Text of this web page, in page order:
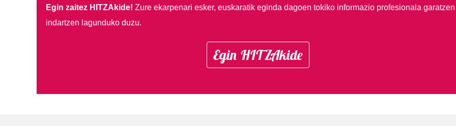
Egin zaitez HITZAkide! Zure ekarpenari esker, euskaratik eginda dagoen tokiko informazio profesionala garatzen
indartzen lagunduko duzu.
Egin HITZAkide